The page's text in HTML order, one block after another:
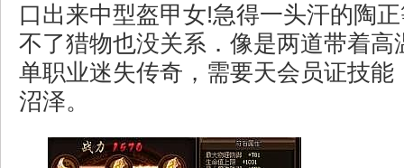
口出来中型盔甲女!急得一头汗的陶
不了猎物也没关系．像是两道带着高
单职业迷失传奇，需要天会员证技能
沼泽。